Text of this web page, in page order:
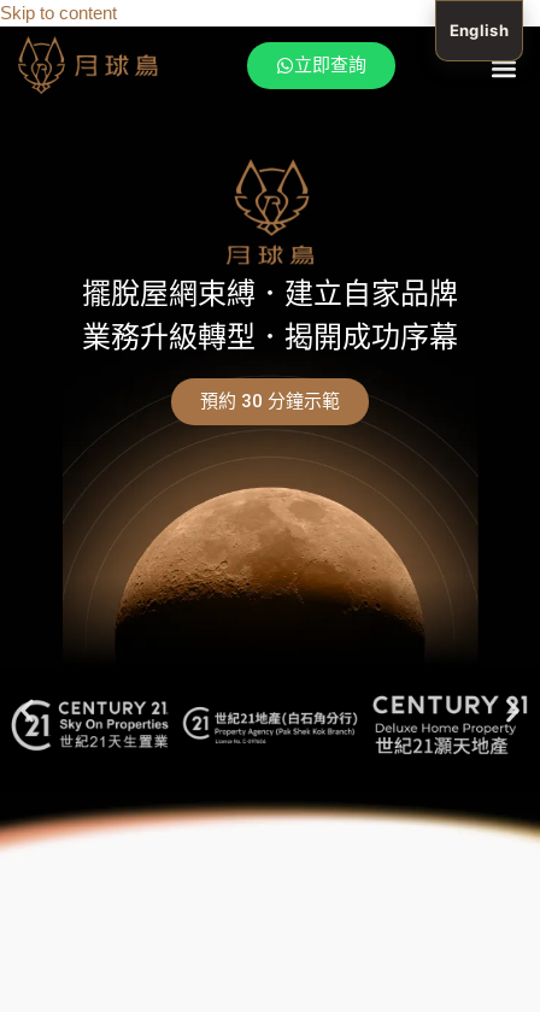
Skip to content
立即查詢
擺脫屋網束縛．建立自家品牌
業務升級轉型．揭開成功序幕
預約 30 分鐘示範
English